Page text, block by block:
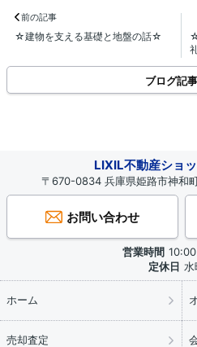
前の記事
☆建物を支える基礎と地盤の話☆
ブログ記
LIXIL不動産ショ
〒670-0834 兵庫県姫路市神和
お問い合わせ
営業時間
定休日 水
ホーム
売却査定